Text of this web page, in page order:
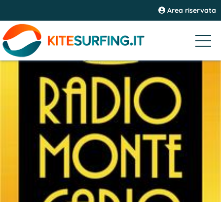
Area riservata